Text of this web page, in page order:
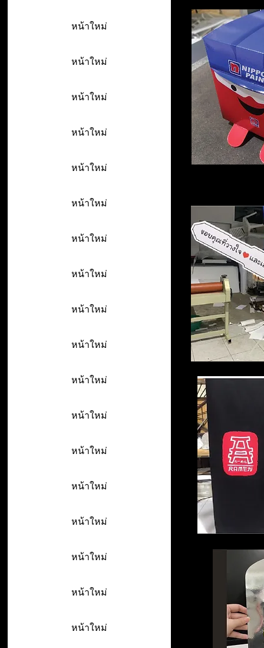
หน้าใหม่
หน้าใหม่
หน้าใหม่
หน้าใหม่
หน้าใหม่
หน้าใหม่
หน้าใหม่
หน้าใหม่
หน้าใหม่
หน้าใหม่
หน้าใหม่
หน้าใหม่
หน้าใหม่
หน้าใหม่
หน้าใหม่
หน้าใหม่
หน้าใหม่
หน้าใหม่